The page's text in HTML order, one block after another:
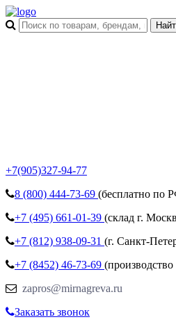
+7(905)327-94-77
8 (800) 444-73-69 (бесплатно по
+7 (495) 661-01-39 (склад г.
+7 (812) 938-09-31 (г. Санкт-
+7 (8452) 46-73-69 (производство
zapros@mirnagreva.ru
Заказать звонок